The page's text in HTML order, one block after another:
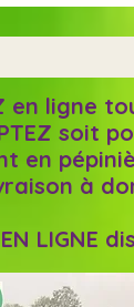
en ligne
soit
en
à
LIGNE